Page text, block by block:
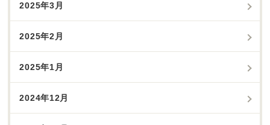
2025年3月
2025年2月
2025年1月
2024年12月